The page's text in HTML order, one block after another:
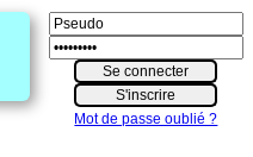
Mot de passe oublié ?